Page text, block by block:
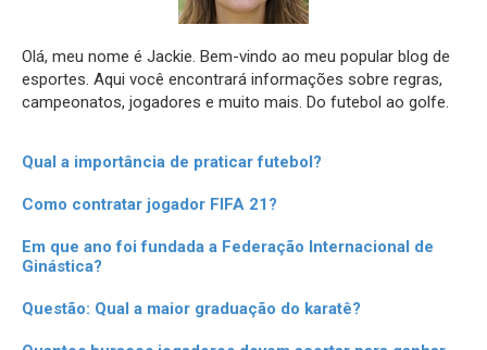
Olá, meu nome é Jackie. Bem-vindo ao meu popular blog de
esportes. Aqui você encontrará informações sobre regras,
campeonatos, jogadores e muito mais. Do futebol ao golfe.
Qual a importância de praticar futebol?
Como contratar jogador FIFA 21?
Em que ano foi fundada a Federação Internacional de
Ginástica?
Questão: Qual a maior graduação do karatê?